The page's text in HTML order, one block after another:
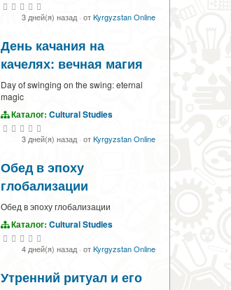
3 дней(я) назад· отKyrgyzstan Online
День качания на
качелях: вечная магия
Day of swinging on the swing: eternal
magic
Каталог: Cultural Studies
3 дней(я) назад· отKyrgyzstan Online
Обед в эпоху
глобализации
Обед в эпоху глобализации
Каталог: Cultural Studies
4 дней(я) назад· отKyrgyzstan Online
Утренний ритуал и его